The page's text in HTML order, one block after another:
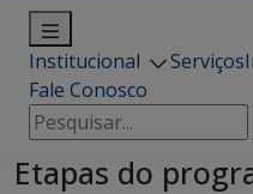
Institucional Serviços
Fale Conosco
Pesquisar
por:
Etapas do